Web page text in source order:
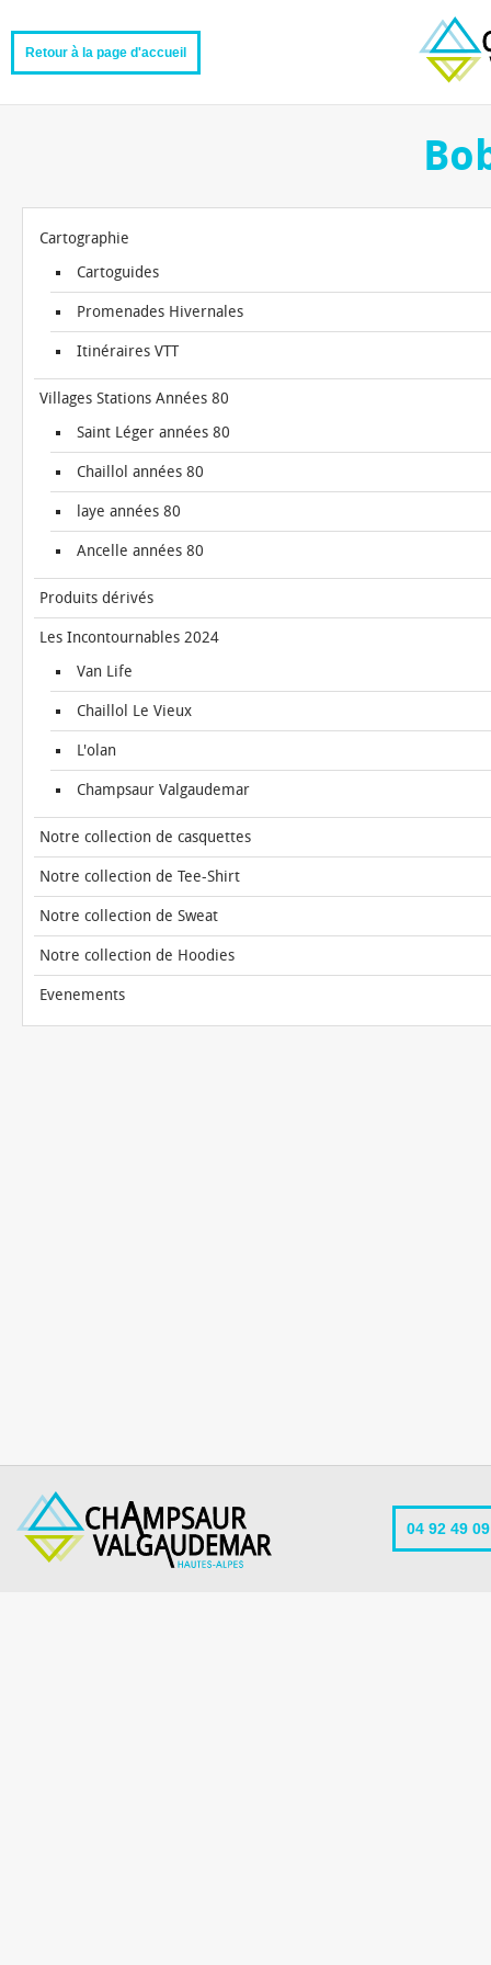
Retour à la page d'accueil
Cartographie
Cartoguides
Promenades Hivernales
Itinéraires VTT
Villages Stations Années 80
Saint Léger années 80
Chaillol années 80
laye années 80
Ancelle années 80
Produits dérivés
Les Incontournables 2024
Van Life
Chaillol Le Vieux
L'olan
Champsaur Valgaudemar
Notre collection de casquettes
Notre collection de Tee-Shirt
Notre collection de Sweat
Notre collection de Hoodies
Evenements
04 92 49